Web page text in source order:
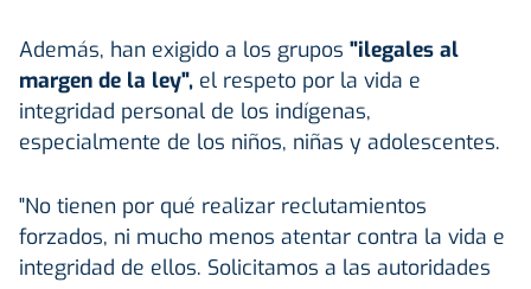
Además, han exigido a los grupos "ilegales al
margen de la ley", el respeto por la vida e
integridad personal de los indígenas,
especialmente de los niños, niñas y adolescentes.
"No tienen por qué realizar reclutamientos
forzados, ni mucho menos atentar contra la vida e
integridad de ellos. Solicitamos a las autoridades